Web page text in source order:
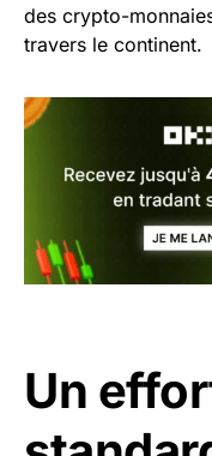
des crypto-
travers le continent.
Un